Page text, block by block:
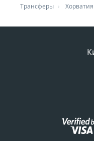
Трансферы Хорватия